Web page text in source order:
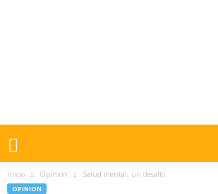
Inicio Opinion Salud mental, un desafío
OPINION